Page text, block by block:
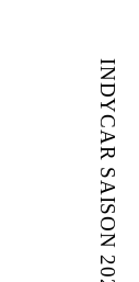
INDYCAR SAISON 2026